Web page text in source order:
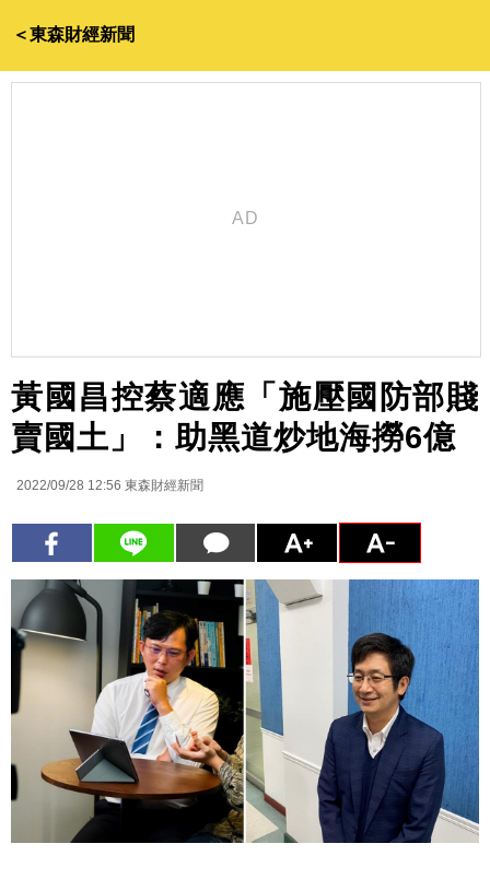
＜東森財經新聞
黃國昌控蔡適應「施壓國防部賤
賣國土」：助黑道炒地海撈6億
2022/09/28 12:56 東森財經新聞